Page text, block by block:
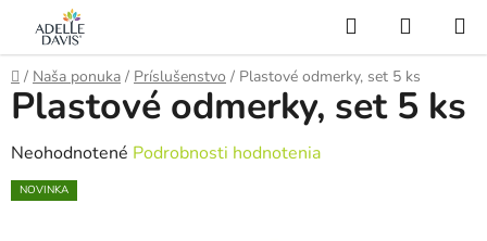
obsah
Hľadať
KOŠÍK
Domov
/ Naša ponuka / Príslušenstvo / Plastové odmerky, set 5 ks
Plastové odmerky, set 5 ks
Priemerné
hodnotenie
Neohodnotené Podrobnosti hodnotenia
NOVINKA
AI Asistent